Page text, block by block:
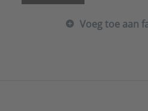
Voeg toe aan